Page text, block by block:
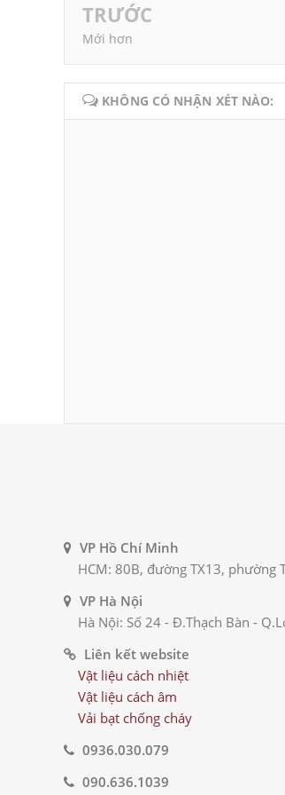
TRƯỚC
Mới hơn
KHÔNG CÓ NHẬN XÉT NÀO:
VP Hồ Chí Minh
HCM: 80B, đường TX13, phường
VP Hà Nội
Hà Nội: Số 24 - Đ.Thạch Bàn -
Liên kết website
Vật liệu cách nhiệt
Vật liệu cách âm
Vải bạt chống cháy
0936.030.079
090.636.1039